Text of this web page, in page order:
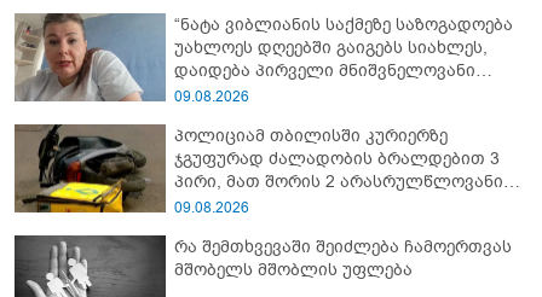
“ნატა ვიბლიანის საქმეზე საზოგადოება
უახლოეს დღეებში გაიგებს სიახლეს,
დაიდება პირველი მნიშვნელოვანი
შედეგი და...” - რას ამბობს ადვოკატი?
09.08.2026
პოლიციამ თბილისში კურიერზე
ჯგუფურად ძალადობის ბრალდებით 3
პირი, მათ შორის 2 არასრულწლოვანი
დააკავა
09.08.2026
რა შემთხვევაში შეიძლება ჩამოერთვას
მშობელს მშობლის უფლება